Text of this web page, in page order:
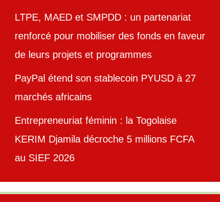
LTPE, MAED et SMPDD : un partenariat
renforcé pour mobiliser des fonds en faveur
de leurs projets et programmes
PayPal étend son stablecoin PYUSD à 27
marchés africains
Entrepreneuriat féminin : la Togolaise
KERIM Djamila décroche 5 millions FCFA
au SIEF 2026